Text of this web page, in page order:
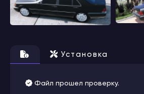
Установка
Файл прошел проверку.